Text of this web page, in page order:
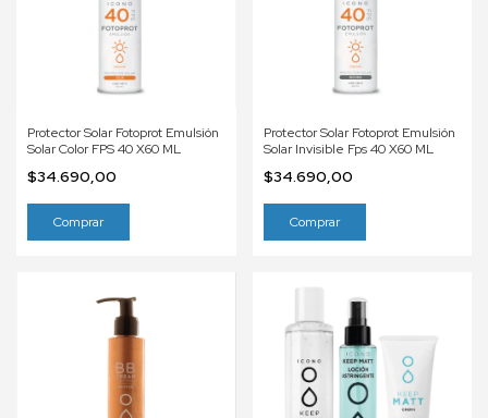
Protector Solar Fotoprot Emulsión
Solar Color FPS 40 X60 ML
$34.690,00
Protector Solar Fotoprot Emulsión
Solar Invisible Fps 40 X60 ML
$34.690,00